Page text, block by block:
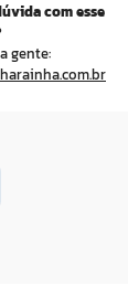
com esse
gente: